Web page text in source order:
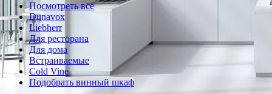
Посмотреть все
Dunavox
Liebherr
Для ресторана
Для дома
Встраиваемые
Cold Vine
Подобрать винный шкаф